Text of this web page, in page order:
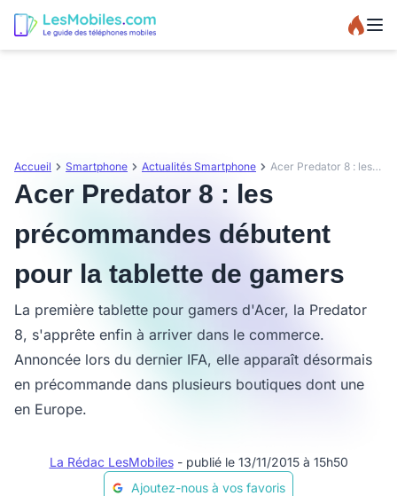
Accueil Smartphone Actualités Smartphone Acer Predator 8 : les précommandes débutent pour la tablette de gamers
Acer Predator 8 : les
précommandes débutent
pour la tablette de gamers
La première tablette pour gamers d'Acer, la Predator
8, s'apprête enfin à arriver dans le commerce.
Annoncée lors du dernier IFA, elle apparaît désormais
en précommande dans plusieurs boutiques dont une
en Europe.
La Rédac LesMobiles - publié le 13/11/2015 à 15h50
Ajoutez-nous à vos favoris